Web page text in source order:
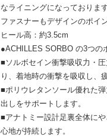
なライニングになっております
ファスナーもデザインのポイ
ヒール高：約3.5cm
●ACHILLES SORBO の3つの
■ソルボセイン衝撃吸収力・
り、着地時の衝撃を吸収し、
■ポリウレタンソール優れた
出しをサポートします。
■アナトミー設計足裏全体に
心地が持続します。